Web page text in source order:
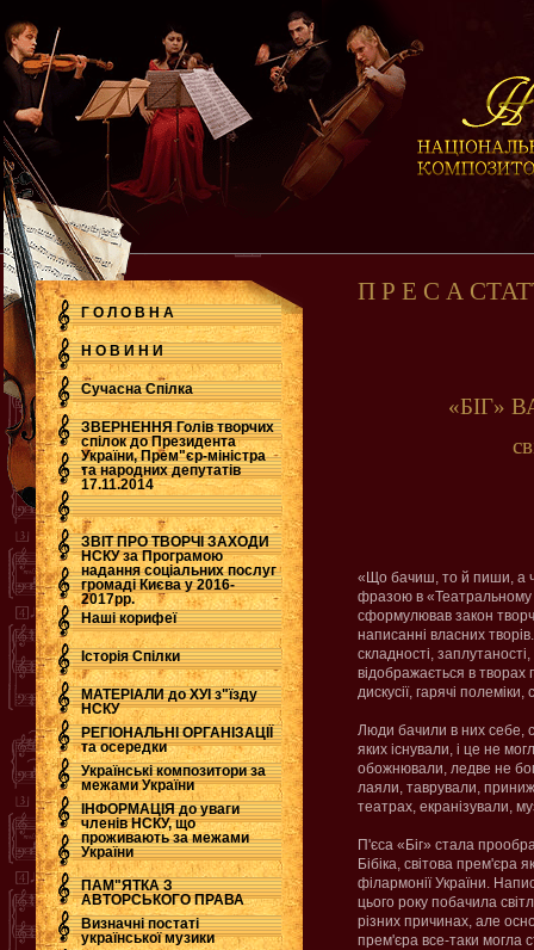
Г О Л О В Н А
Н О В И Н И
Сучасна Cпілка
ЗВЕРНЕННЯ Голів творчих
спілок до Президента
України, Прем"єр-міністра
та народних депутатів
17.11.2014
.
ЗВІТ ПРО ТВОРЧІ ЗАХОДИ
НСКУ за Програмою
надання соціальних послуг
громаді Києва у 2016-
2017рр.
.
Наші корифеї
Історія Спілки
МАТЕРІАЛИ до ХУІ з"їзду
НСКУ
РЕГІОНАЛЬНІ ОРГАНІЗАЦІЇ
та осередки
Українські композитори за
межами України
ІНФОРМАЦІЯ до уваги
членів НСКУ, що
проживають за межами
України
ПАМ"ЯТКА З
АВТОРСЬКОГО ПРАВА
Визначні постаті
української музики
П Р Е С А
«БІГ»
«Що бачиш, то й пиши, а
фразою в
сформулював закон
написанні власних
складності,
відображається в
дискусії, гарячі полеміки,
Люди бачили в них себе,
яких існували, і це не
обожнювали, ледве не
лаяли, таврували,
театрах, екранізували,
П'єса «Біг» стала
Бібіка, світова прем'єра
філармонії України.
цього року побачила
різних причинах, але
прем'єра все-таки могла